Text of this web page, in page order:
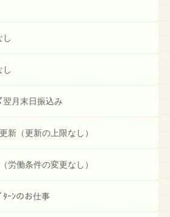
し
し
翌月末日振込み
新（更新の上限なし）
労働条件の変更なし）
ﾀｰﾝのお仕事